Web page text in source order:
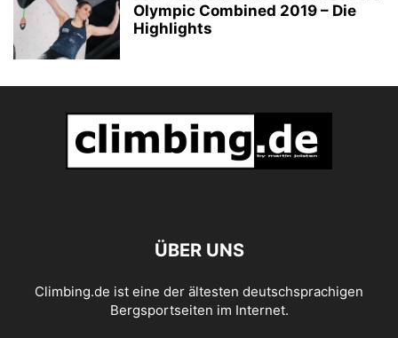
Olympic Combined 2019 – Die
Highlights
ÜBER UNS
Climbing.de ist eine der ältesten deutschsprachigen
Bergsportseiten im Internet.